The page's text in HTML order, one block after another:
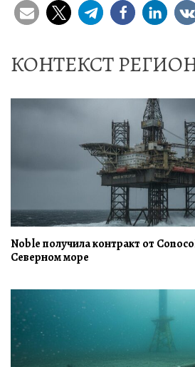
КОНТЕКСТ
Noble получила контракт от
Северном море